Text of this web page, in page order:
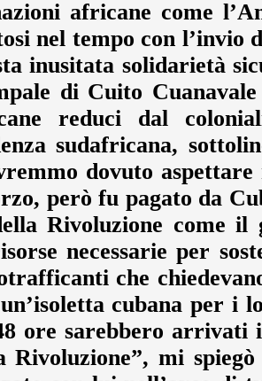
africane come
nel tempo con l’invio
inusitata solidarietà
di Cuito
reduci dal
sudafricana,
dovuto
però fu pagato da
Rivoluzione come il
necessarie per
che
cubana per i
ore sarebbero arrivati
Rivoluzione”, mi